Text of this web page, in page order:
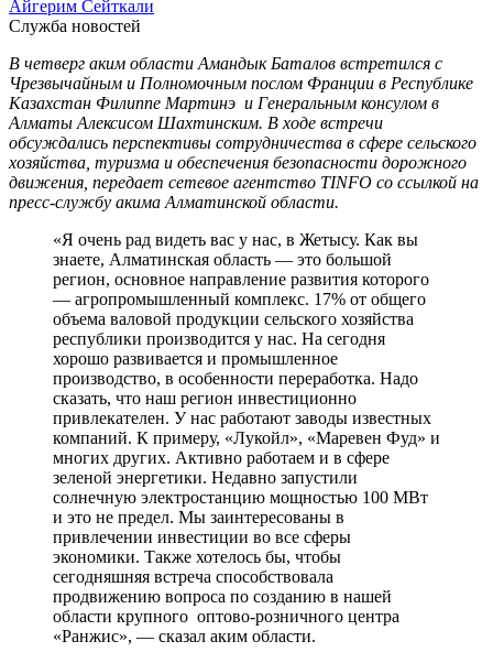
Айгерим Сейткали
Служба новостей
В четверг аким области Амандык Баталов встретился с
Чрезвычайным и Полномочным послом Франции в Республике
Казахстан Филиппе Мартинэ и Генеральным консулом в
Алматы Алексисом Шахтинским. В ходе встречи
обсуждались перспективы сотрудничества в сфере сельского
хозяйства, туризма и обеспечения безопасности дорожного
движения, передает сетевое агентство TINFO со ссылкой на
пресс-службу акима Алматинской области.
«Я очень рад видеть вас у нас, в Жетысу. Как вы
знаете, Алматинская область — это большой
регион, основное направление развития которого
— агропромышленный комплекс. 17% от общего
объема валовой продукции сельского хозяйства
республики производится у нас. На сегодня
хорошо развивается и промышленное
производство, в особенности переработка. Надо
сказать, что наш регион инвестиционно
привлекателен. У нас работают заводы известных
компаний. К примеру, «Лукойл», «Маревен Фуд» и
многих других. Активно работаем и в сфере
зеленой энергетики. Недавно запустили
солнечную электростанцию мощностью 100 МВт
и это не предел. Мы заинтересованы в
привлечении инвестиции во все сферы
экономики. Также хотелось бы, чтобы
сегодняшняя встреча способствовала
продвижению вопроса по созданию в нашей
области крупного оптово-розничного центра
«Ранжис», — сказал аким области.